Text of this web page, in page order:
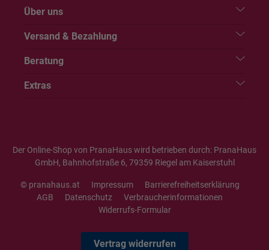
Über uns
Versand & Bezahlung
Beratung
Extras
Der Online-Shop von PranaHaus wird betrieben durch: PranaHaus
GmbH, Bahnhofstraße 6, 79359 Riegel am Kaiserstuhl
© pranahaus.at Impressum
Barrierefreiheitserklärung
AGB
Datenschutz
Verbraucherinformationen
Widerrufs-Formular
Vertrag widerrufen